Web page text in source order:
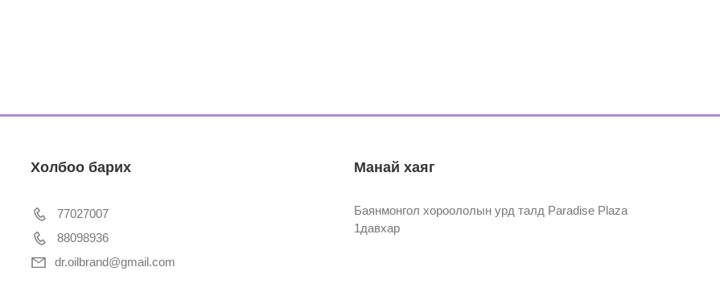
Холбоо барих
77027007
88098936
dr.oilbrand@gmail.com
Манай хаяг
Баянмонгол хороололын урд талд Paradise Plaza
1давхар